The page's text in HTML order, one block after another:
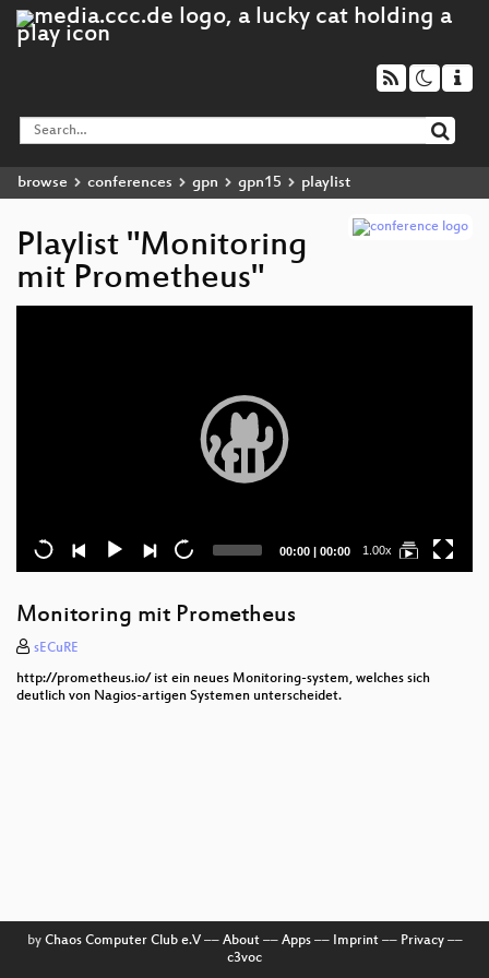
browse conferences gpn gpn15 playlist
Playlist "Monitoring
mit Prometheus"
Current
00:00 | Total
00:00 1.00x
Monitoring mit Prometheus
sECuRE
http://prometheus.io/ ist ein neues Monitoring-system, welches sich
deutlich von Nagios-artigen Systemen unterscheidet.
by Chaos Computer Club e.V–– About–– Apps–– Imprint–– Privacy––
c3voc